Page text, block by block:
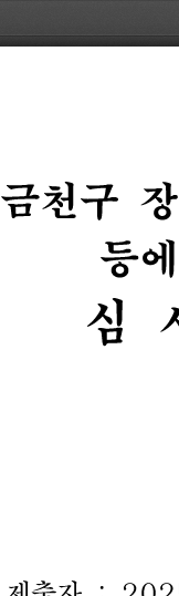
금천구
등에
심
제출자 :